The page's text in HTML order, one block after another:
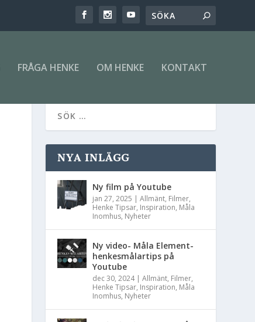
FRÅGA HENKE OM HENKE KONTAKT
NYA INLÄGG
Ny film på Youtube
jan 27, 2025 |Allmänt, Filmer,
Henke Tipsar, Inspiration, Måla
Inomhus, Nyheter
Ny video- Måla Element-
henkesmålartips på
Youtube
dec 30, 2024|Allmänt, Filmer,
Henke Tipsar, Inspiration, Måla
Inomhus, Nyheter